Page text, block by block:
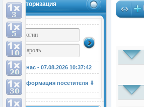
Авторизация
У нас - 07.08.2026 10:37:43
Информация посетителя ⇓